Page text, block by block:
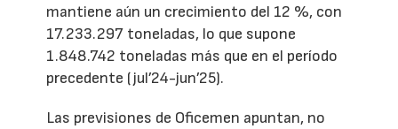
mantiene aún un crecimiento del 12 %, con
17.233.297 toneladas, lo que supone
1.848.742 toneladas más que en el período
precedente (jul’24-jun’25).
Las previsiones de Oficemen apuntan, no